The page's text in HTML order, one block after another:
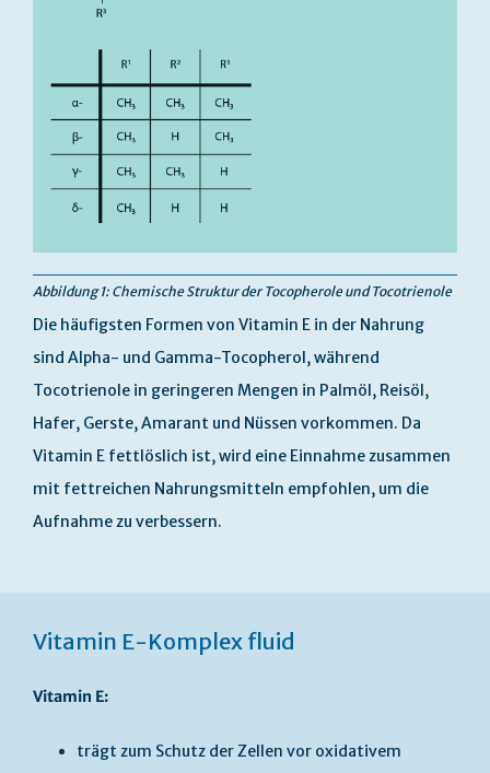
Abbildung 1: Chemische Struktur der Tocopherole und Tocotrienole
Die häufigsten Formen von Vitamin E in der Nahrung
sind Alpha- und Gamma-Tocopherol, während
Tocotrienole in geringeren Mengen in Palmöl, Reisöl,
Hafer, Gerste, Amarant und Nüssen vorkommen. Da
Vitamin E fettlöslich ist, wird eine Einnahme zusammen
mit fettreichen Nahrungsmitteln empfohlen, um die
Aufnahme zu verbessern.
Vitamin E-Komplex fluid
Vitamin E:
trägt zum Schutz der Zellen vor oxidativem